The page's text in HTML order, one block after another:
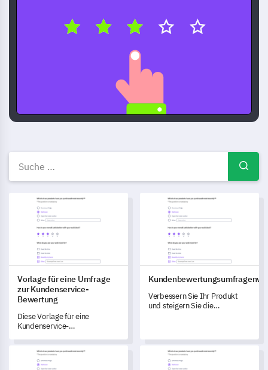
Kostenlose
Vorlage für eine Umfrage zur Kundenservice-Bewertung
Vorlage für eine Umfrage
zur Kundenservice-
Bewertung
Diese Vorlage für eine
Kundenservice-
es Ihnen, die Leistung Ihres
Kundenserviceteams zu
bewerten.
Verbessern Sie Ihr Produkt
und steigern Sie die
Umfragevorlage zur Nutzung von sozialen Medien
Online-Umfrage